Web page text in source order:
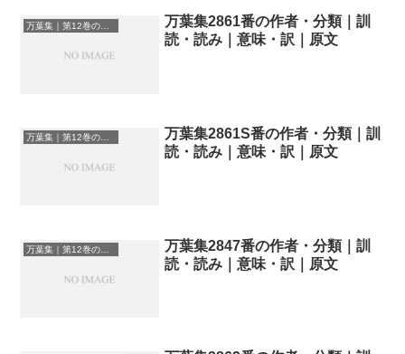
万葉集｜第12巻の和歌一覧
万葉集2861番の作者・分類｜訓
読・読み｜意味・訳｜原文
万葉集｜第12巻の和歌一覧
万葉集2861S番の作者・分類｜訓
読・読み｜意味・訳｜原文
万葉集｜第12巻の和歌一覧
万葉集2847番の作者・分類｜訓
読・読み｜意味・訳｜原文